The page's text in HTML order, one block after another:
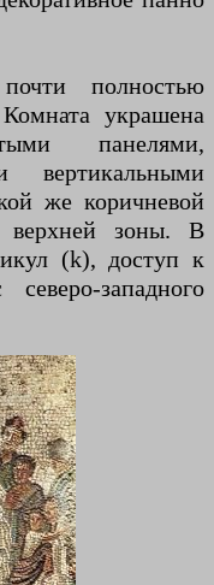
полностью
украшена
панелями,
вертикальными
же коричневой
верхней зоны. В
(k), доступ к
западного